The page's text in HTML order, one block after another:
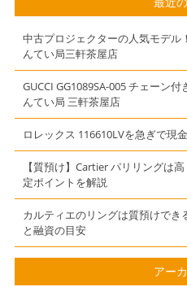
中古プロジェクターの人気モデル
んてい局三軒茶屋店
GUCCI GG1089SA-005 チェーン
んてい局 三軒茶屋店
ロレックス 116610LVを急ぎで現
【質預け】Cartier パリリングは
定ポイントを解説
カルティエのリングは質預けで
と融資の目安
アー